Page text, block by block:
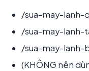
/sua-may-lanh-
/sua-may-lanh-
/sua-may-lanh-
(KHÔNG nên